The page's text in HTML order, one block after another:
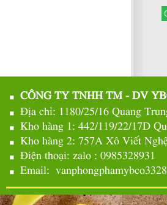
CÔNG TY TNHH TM - DV
Địa chỉ: 1180/25/16 Quang
Kho hàng 1: 442/119/22/17D
Kho hàng 2: 757A Xô Viết
Điện thoại: zalo : 0985328931
Email: